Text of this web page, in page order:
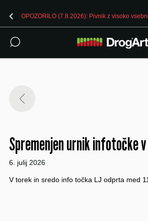
OPOZORILO (7.8.2026): Pivnik z visoko
Spremenjen urnik infotočke
6. julij 2026
V torek in sredo info točka LJ odprta med